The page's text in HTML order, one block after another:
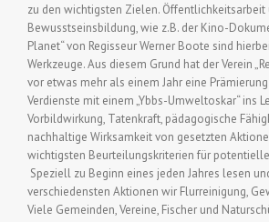
zu den wichtigsten Zielen. Öffentlichkeitsarbeit
Bewusstseinsbildung, wie z.B. der Kino-
Planet“ von Regisseur Werner Boote sind
Werkzeuge. Aus diesem Grund hat der Verein
vor etwas mehr als einem Jahr eine
Verdienste mit einem „Ybbs-Umweltoskar“ ins
Vorbildwirkung, Tatenkraft, pädagogische
nachhaltige Wirksamkeit von gesetzten
wichtigsten Beurteilungskriterien für
Speziell zu Beginn eines jeden Jahres lesen
verschiedensten Aktionen wir Flurreinigung,
Viele Gemeinden, Vereine, Fischer und